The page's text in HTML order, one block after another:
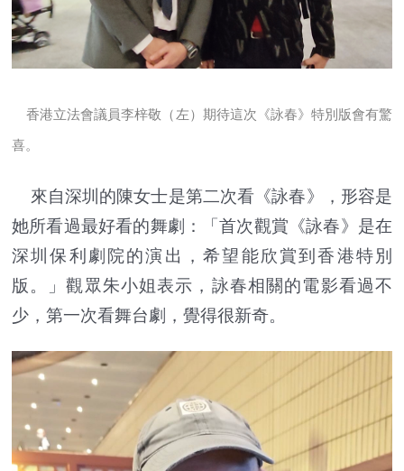
香港立法會議員李梓敬（左）期待這次《詠春》特別版會有驚
喜。
來自深圳的陳女士是第二次看《詠春》，形容是
她所看過最好看的舞劇：「首次觀賞《詠春》是在
深圳保利劇院的演出，希望能欣賞到香港特別
版。」觀眾朱小姐表示，詠春相關的電影看過不
少，第一次看舞台劇，覺得很新奇。